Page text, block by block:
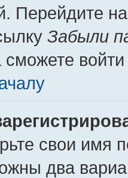
Перейдите
Забыли
сможете
свои имя
два